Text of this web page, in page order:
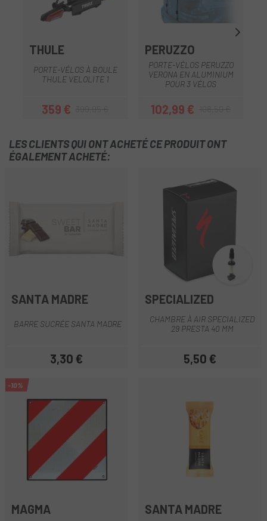
THULE
PORTE-VÉLOS À BOULE
THULE VELOLITE 1
359 €
PERUZZO
PORTE-VÉLOS PERUZZO
VERONA EN ALUMINIUM
POUR 3 VÉLOS
Prix
102,99 €Prix habituel
LES CLIENTS QUI ONT ACHETÉ CE PRODUIT ONT
ÉGALEMENT ACHETÉ:
SANTA MADRE
BARRE SUCRÉE SANTA MADRE
Prix
3,30 €
SPECIALIZED
CHAMBRE À AIR SPECIALIZED
29 PRESTA 40 MM
Prix
5,50 €
-10%
MAGMA SANTA MADRE